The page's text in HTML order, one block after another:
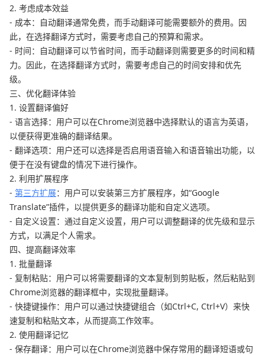
2. 考虑成本效益
- 成本：自动翻译通常免费，而手动翻译可能需要额外的费用。因
此，在选择翻译方式时，需要考虑自己的预算和需求。
- 时间：自动翻译可以节省时间，而手动翻译则需要更多的时间和精
力。因此，在选择翻译方式时，需要考虑自己的时间安排和优先
级。
三、优化翻译体验
1. 设置翻译偏好
- 语言选择：用户可以在Chrome浏览器中选择默认的语言为英语，
以便获得更准确的翻译结果。
- 翻译选项：用户还可以选择是否启用语音输入和语音输出功能，以
便于在没有键盘的情况下进行操作。
2. 利用扩展程序
- 第三方扩展：用户可以安装第三方扩展程序，如“Google
Translate”插件，以提供更多的翻译功能和自定义选项。
- 自定义设置：通过自定义设置，用户可以调整翻译的优先级和显示
方式，以满足个人需求。
四、提高翻译效率
1. 批量翻译
- 复制粘贴：用户可以将需要翻译的文本复制到剪贴板，然后粘贴到
Chrome浏览器的翻译框中，实现批量翻译。
- 快捷键操作：用户可以通过快捷键组合（如Ctrl+C, Ctrl+V）来快
速复制和粘贴文本，从而提高工作效率。
2. 使用翻译记忆
- 保存翻译：用户可以在Chrome浏览器中保存常用的翻译短语或句